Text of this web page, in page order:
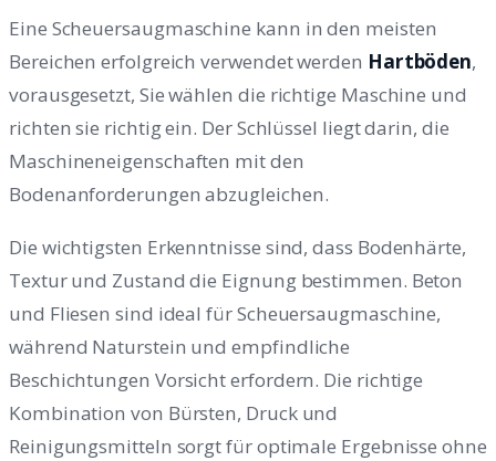
Eine Scheuersaugmaschine kann in den meisten
Bereichen erfolgreich verwendet werden Hartböden,
vorausgesetzt, Sie wählen die richtige Maschine und
richten sie richtig ein. Der Schlüssel liegt darin, die
Maschineneigenschaften mit den
Bodenanforderungen abzugleichen.
Die wichtigsten Erkenntnisse sind, dass Bodenhärte,
Textur und Zustand die Eignung bestimmen. Beton
und Fliesen sind ideal für Scheuersaugmaschine,
während Naturstein und empfindliche
Beschichtungen Vorsicht erfordern. Die richtige
Kombination von Bürsten, Druck und
Reinigungsmitteln sorgt für optimale Ergebnisse ohne